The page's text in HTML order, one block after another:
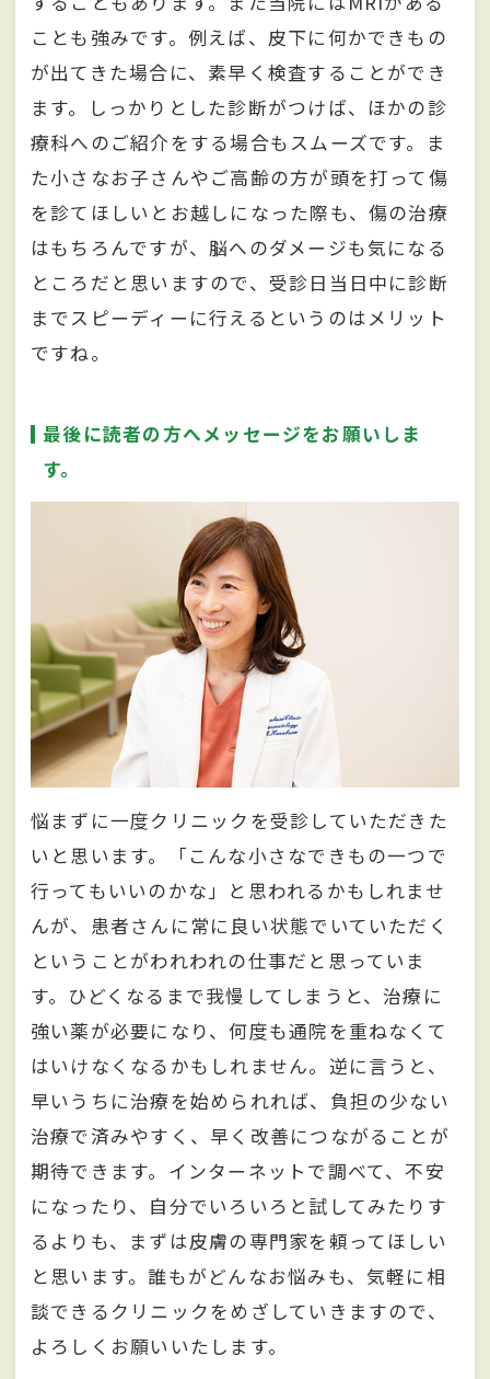
ことも強みです。例えば、皮下に何かできもの
が出てきた場合に、素早く検査することができ
ます。しっかりとした診断がつけば、ほかの診
療科へのご紹介をする場合もスムーズです。ま
た小さなお子さんやご高齢の方が頭を打って傷
を診てほしいとお越しになった際も、傷の治療
はもちろんですが、脳へのダメージも気になる
ところだと思いますので、受診日当日中に診断
までスピーディーに行えるというのはメリット
ですね。
最後に読者の方へメッセージをお願いしま
す。
悩まずに一度クリニックを受診していただきた
いと思います。「こんな小さなできもの一つで
行ってもいいのかな」と思われるかもしれませ
んが、患者さんに常に良い状態でいていただく
ということがわれわれの仕事だと思っていま
す。ひどくなるまで我慢してしまうと、治療に
強い薬が必要になり、何度も通院を重ねなくて
はいけなくなるかもしれません。逆に言うと、
早いうちに治療を始められれば、負担の少ない
治療で済みやすく、早く改善につながることが
期待できます。インターネットで調べて、不安
になったり、自分でいろいろと試してみたりす
るよりも、まずは皮膚の専門家を頼ってほしい
と思います。誰もがどんなお悩みも、気軽に相
談できるクリニックをめざしていきますので、
よろしくお願いいたします。